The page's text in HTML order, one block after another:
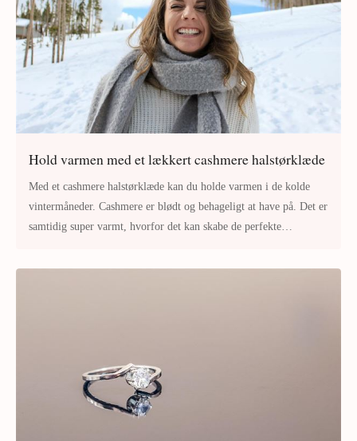
Hold varmen med et lækkert cashmere halstørklæde
Med et cashmere halstørklæde kan du holde varmen i de kolde
vintermåneder. Cashmere er blødt og behageligt at have på. Det er
samtidig super varmt, hvorfor det kan skabe de perfekte